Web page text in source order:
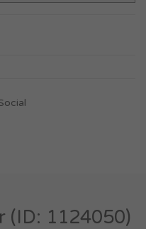
(ID: 1124050)